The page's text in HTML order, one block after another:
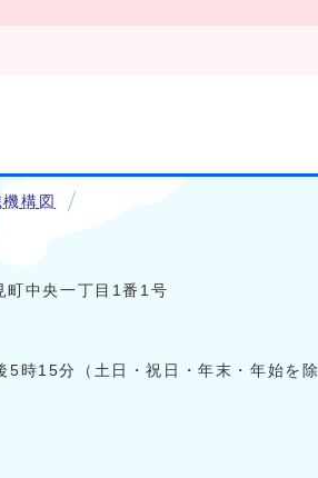
構図
中央一丁目1番1号
5時15分（土日・祝日・年末・年始を除